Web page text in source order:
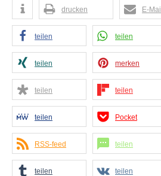
drucken E-Mail
teilen teilen
teilen merken
teilen teilen
teilen Pocket
RSS-feed teilen
teilen teilen